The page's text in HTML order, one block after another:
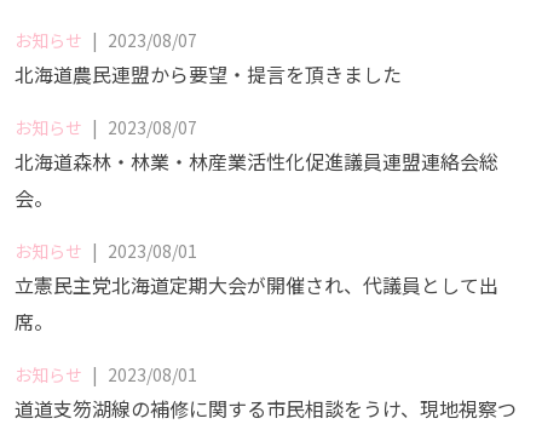
お知らせ | 2023/08/07
北海道農民連盟から要望・提言を頂きました
お知らせ | 2023/08/07
北海道森林・林業・林産業活性化促進議員連盟連絡会総
会。
お知らせ | 2023/08/01
立憲民主党北海道定期大会が開催され、代議員として出
席。
お知らせ | 2023/08/01
道道支笏湖線の補修に関する市民相談をうけ、現地視察つ